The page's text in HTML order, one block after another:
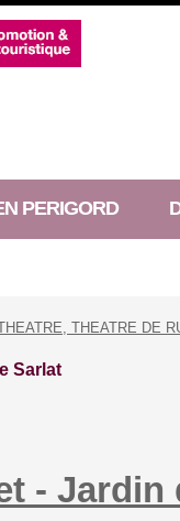
PERIGORD
THEATRE DE
Sarlat
- Jardin